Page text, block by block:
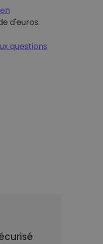
d'euros.
questions